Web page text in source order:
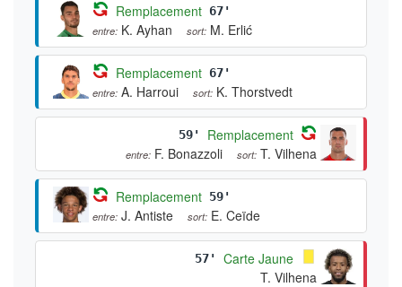
Remplacement 67'
entre: K. Ayhan sort: M. Erlić
Remplacement 67'
entre: A. Harroui sort: K. Thorstvedt
59' Remplacement
entre: F. Bonazzoli sort: T. Vilhena
Remplacement 59'
entre: J. Antiste sort: E. Ceïde
57'
Carte Jaune
T. Vilhena